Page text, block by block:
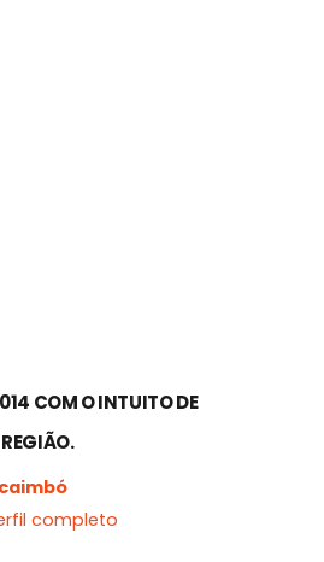
COM O INTUITO DE
completo